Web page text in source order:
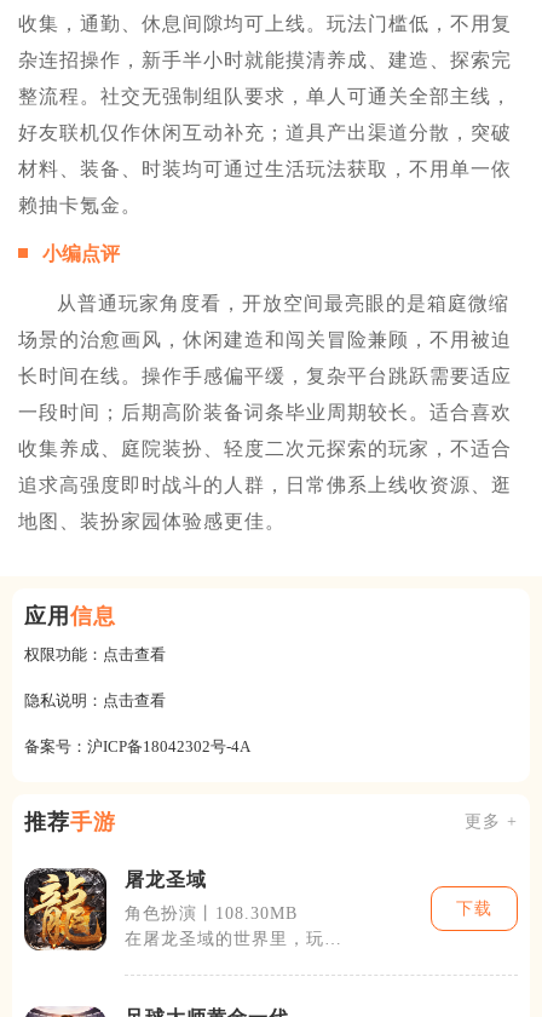
收集，通勤、休息间隙均可上线。玩法门槛低，不用复
杂连招操作，新手半小时就能摸清养成、建造、探索完
整流程。社交无强制组队要求，单人可通关全部主线，
好友联机仅作休闲互动补充；道具产出渠道分散，突破
材料、装备、时装均可通过生活玩法获取，不用单一依
赖抽卡氪金。
小编点评
从普通玩家角度看，开放空间最亮眼的是箱庭微缩
场景的治愈画风，休闲建造和闯关冒险兼顾，不用被迫
长时间在线。操作手感偏平缓，复杂平台跳跃需要适应
一段时间；后期高阶装备词条毕业周期较长。适合喜欢
收集养成、庭院装扮、轻度二次元探索的玩家，不适合
追求高强度即时战斗的人群，日常佛系上线收资源、逛
地图、装扮家园体验感更佳。
应用 信息
权限功能： 点击查看
隐私说明： 点击查看
备案号： 沪ICP备18042302号-4A
推荐手游 更多 +
屠龙圣域
角色扮演丨108.30MB
在屠龙圣域的世界里，玩家
下载